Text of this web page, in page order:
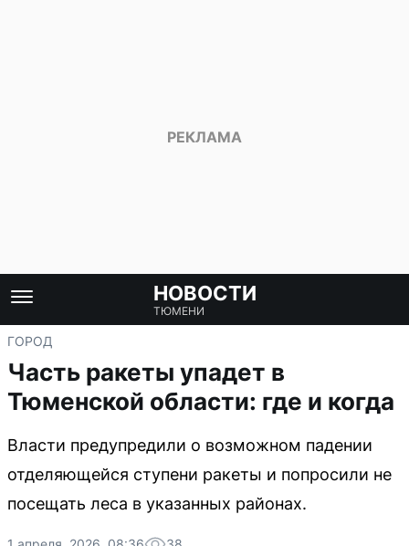
НОВОСТИ
ТЮМЕНИ
ГОРОД
Часть ракеты упадет в
Тюменской области: где и когда
Власти предупредили о возможном падении
отделяющейся ступени ракеты и попросили не
посещать леса в указанных районах.